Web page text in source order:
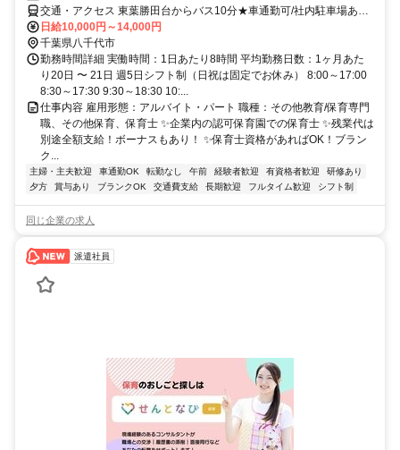
交通・アクセス 東葉勝田台からバス10分★車通勤可/社内駐車場あり
★交通費規定支給あり
日給10,000円～14,000円
千葉県八千代市
勤務時間詳細 実働時間：1日あたり8時間 平均勤務日数：1ヶ月あた
り20日 〜 21日 週5日シフト制（日祝は固定でお休み） 8:00～17:00
8:30～17:30 9:30～18:30 10:...
仕事内容 雇用形態：アルバイト・パート 職種：その他教育/保育専門
職、その他保育、保育士 ✨企業内の認可保育園での保育士 ✨残業代は
別途全額支給！ボーナスもあり！ ✨保育士資格があればOK！ブラン
ク...
主婦・主夫歓迎 車通勤OK 転勤なし 午前 経験者歓迎 有資格者歓迎
研修あり
夕方
賞与あり ブランクOK 交通費支給 長期歓迎 フルタイム歓迎 シフト制
同じ企業の求人
派遣社員